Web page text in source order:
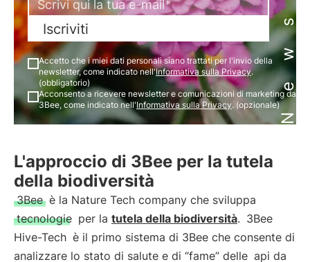
Iscriviti
Accetto che i miei dati personali siano trattati per l'invio della
newsletter, come indicato nell'Informativa sulla Privacy.
(obbligatorio)
Acconsento a ricevere newsletter e comunicazioni di marketing da
3Bee, come indicato nell'Informativa sulla Privacy. (opzionale)
L'approccio di 3Bee per la tutela
della biodiversità
3Bee è la Nature Tech company che sviluppa
tecnologie per la tutela della biodiversità. 3Bee
Hive-Tech è il primo sistema di 3Bee che consente di
analizzare lo stato di salute e di “fame” delle api da